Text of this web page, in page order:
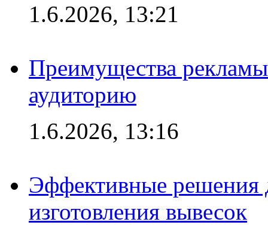
1.6.2026, 13:21
Преимущества
аудиторию
1.6.2026, 13:16
Эффективные решения
изготовления вывесок